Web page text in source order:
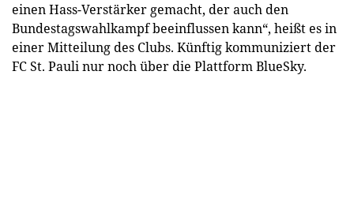
einen Hass-Verstärker gemacht, der auch den
Bundestagswahlkampf beeinflussen kann“, heißt es in
einer Mitteilung des Clubs. Künftig kommuniziert der
FC St. Pauli nur noch über die Plattform BlueSky.